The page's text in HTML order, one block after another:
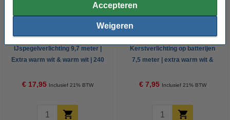
Accepteren
Weigeren
IJspegelverlichting 9,7 meter |
Extra warm wit & warm wit | 240
€ 17,95 Inclusief 21% BTW
Kerstverlichting op batterijen
7,5 meter | extra warm wit &
€ 7,95 Inclusief 21% BTW